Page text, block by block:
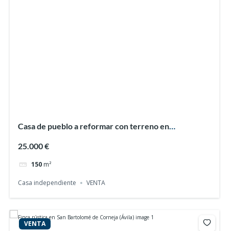
Casa de pueblo a reformar con terreno en
25.000 €
150 m²
Casa independiente VENTA
VENTA